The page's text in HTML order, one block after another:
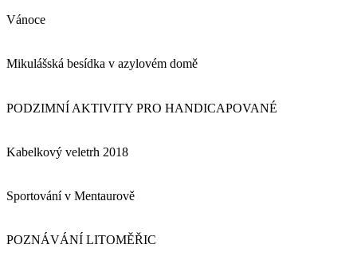
Vánoce
Mikulášská besídka v azylovém domě
PODZIMNÍ AKTIVITY PRO HANDICAPOVANÉ
Kabelkový veletrh 2018
Sportování v Mentaurově
POZNÁVÁNÍ LITOMĚŘIC